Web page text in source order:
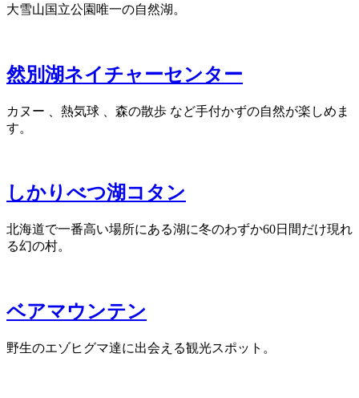
大雪山国立公園唯一の自然湖。
然別湖ネイチャーセンター
カヌー 、熱気球 、森の散歩 など手付かずの自然が楽しめま
す。
しかりべつ湖コタン
北海道で一番高い場所にある湖に冬のわずか60日間だけ現れ
る幻の村。
ベアマウンテン
野生のエゾヒグマ達に出会える観光スポット。